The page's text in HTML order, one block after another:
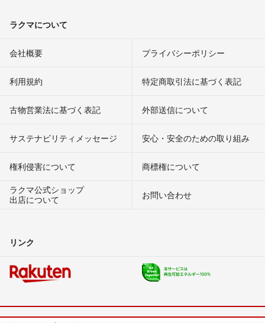
ラクマについて
会社概要 プライバシーポリシー
利用規約 特定商取引法に基づく表記
古物営業法に基づく表記 外部送信について
サステナビリティメッセージ 安心・安全のための取り組み
権利侵害について
商標権について
ラクマ公式ショップ
出店について
お問い合わせ
リンク